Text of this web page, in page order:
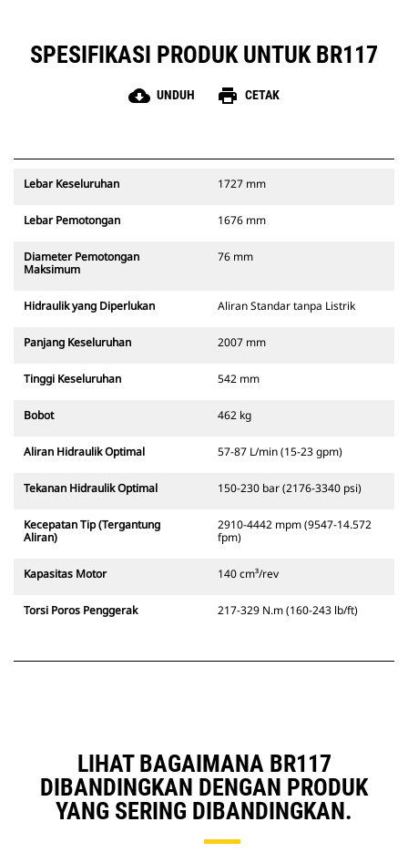
SPESIFIKASI PRODUK UNTUK BR117
cloud_download UNDUH print CETAK
Lebar Keseluruhan 1727 mm
Lebar Pemotongan 1676 mm
Diameter Pemotongan
Maksimum
76 mm
Hidraulik yang Diperlukan Aliran Standar tanpa Listrik
Panjang Keseluruhan 2007 mm
Tinggi Keseluruhan 542 mm
Bobot 462 kg
Aliran Hidraulik Optimal 57-87 L/min (15-23 gpm)
Tekanan Hidraulik Optimal 150-230 bar (2176-3340 psi)
Kecepatan Tip (Tergantung
Aliran)
2910-4442 mpm (9547-14.572
fpm)
Kapasitas Motor 140 cm³/rev
Torsi Poros Penggerak 217-329 N.m (160-243 lb/ft)
LIHAT BAGAIMANA BR117
DIBANDINGKAN DENGAN PRODUK
YANG SERING DIBANDINGKAN.